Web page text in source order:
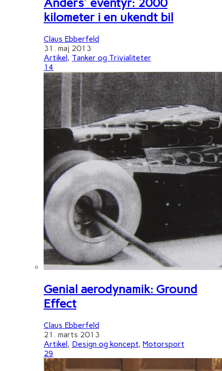
Anders' eventyr: 2000
kilometer i en ukendt bil
Claus Ebberfeld
31. maj 2013
Artikel , Tanker og Trivialiteter
14
Genial aerodynamik: Ground
Effect
Claus Ebberfeld
21. marts 2013
Artikel, Design og koncept, Motorsport
29